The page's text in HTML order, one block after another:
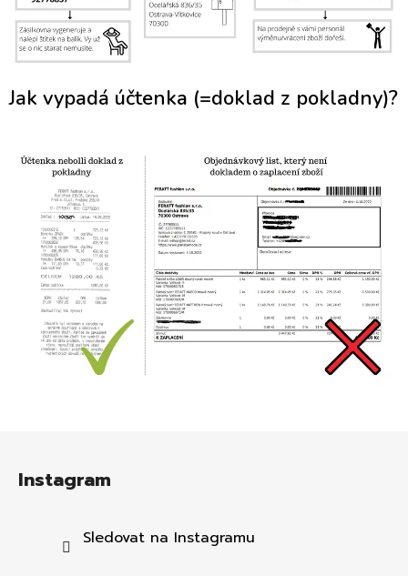
Jak vypadá účtenka (=doklad z pokladny)?
Instagram
Sledovat na Instagramu